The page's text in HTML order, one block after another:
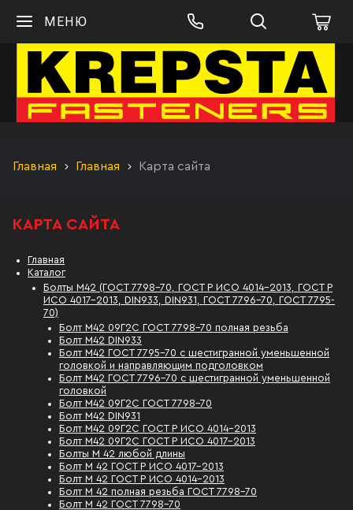
МЕНЮ
Главная Главная Карта сайта
КАРТА САЙТА
Главная
Каталог
Болты М42 (ГОСТ 7798-70, ГОСТ Р ИСО 4014-2013, ГОСТ Р
ИСО 4017-2013, DIN933, DIN931, ГОСТ 7796-70, ГОСТ 7795-
70)
Болт М42 09Г2С ГОСТ 7798-70 полная резьба
Болт М42 DIN933
Болт М42 ГОСТ 7795-70 с шестигранной уменьшенной
головкой и направляющим подголовком
Болт М42 ГОСТ 7796-70 с шестигранной уменьшенной
головкой
Болт М42 09Г2С ГОСТ 7798-70
Болт М42 DIN931
Болт М42 09Г2С ГОСТ Р ИСО 4014-2013
Болт М42 09Г2С ГОСТ Р ИСО 4017-2013
Болты М 42 любой длины
Болт М 42 ГОСТ Р ИСО 4017-2013
Болт М 42 ГОСТ Р ИСО 4014-2013
Болт М 42 полная резьба ГОСТ 7798-70
Болт М 42 ГОСТ 7798-70